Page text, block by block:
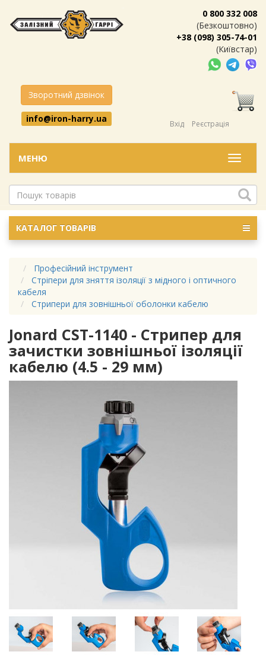
0 800 332 008
(Безкоштовно)
+38 (098) 305-74-01
(Київстар)
Зворотний дзвінок
info@iron-harry.ua
Вхід Реєстрація
Меню
МЕНЮ
КАТАЛОГ ТОВАРІВ
Професійний інструмент
Стріпери для зняття ізоляції з мідного і оптичного
кабеля
Стрипери для зовнішньої оболонки кабелю
Jonard CST-1140 - Стрипер для
зачистки зовнішньої ізоляції
кабелю (4.5 - 29 мм)